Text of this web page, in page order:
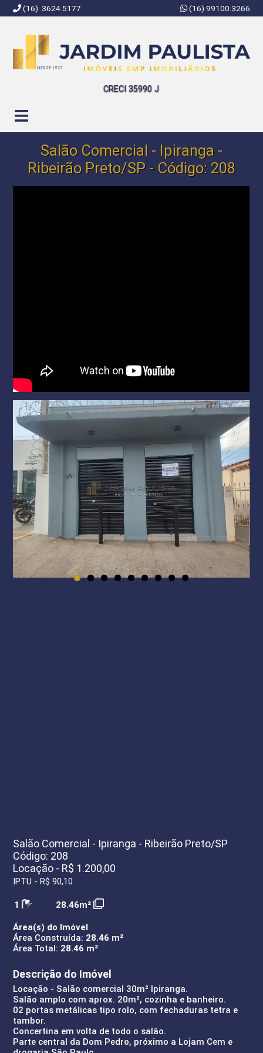
(16) 3624.5177 (16) 99100.3266
CRECI 35990 J
Salão Comercial - Ipiranga -
Ribeirão Preto/SP - Código: 208
Salão Comercial - Ipiranga - Ribeirão Preto/SP
Código: 208
Locação - R$ 1.200,00
IPTU - R$ 90,10
1 28.46m²
Área(s) do Imóvel
Área Construída: 28.46 m²
Área Total: 28.46 m²
Descrição do Imóvel
Locação - Salão comercial 30m² Ipiranga.
Salão amplo com aprox. 20m², cozinha e banheiro.
02 portas metálicas tipo rolo, com fechaduras tetra e
tambor.
Concertina em volta de todo o salão.
Parte central da Dom Pedro, próximo a Lojam Cem e